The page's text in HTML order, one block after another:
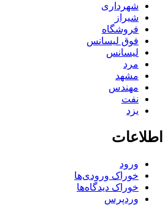
شهرداری
شیراز
فروشگاه
فوق لیسانس
لیسانس
مرد
مشهد
مهندس
نفت
یزد
اطلاعات
ورود
خوراک ورودی‌ها
خوراک دیدگاه‌ها
وردپرس